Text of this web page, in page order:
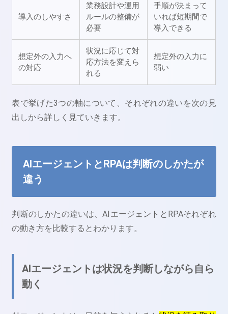
導入のしやすさ
業務設計や運用
ルールの整備が
必要
手順が決まって
いれば短期間で
導入できる
想定外の入力へ
の対応
状況に応じて対
応方法を変えら
れる
想定外の入力に
弱い
表で挙げた3つの軸について、それぞれの違いを次の見
出しから詳しく見ていきます。
AIエージェントとRPAは判断のしかたが
違う
判断のしかたの違いは、AIエージェントとRPAそれぞれ
の動き方を比較するとわかります。
AIエージェントは状況を判断しながら自ら
動く